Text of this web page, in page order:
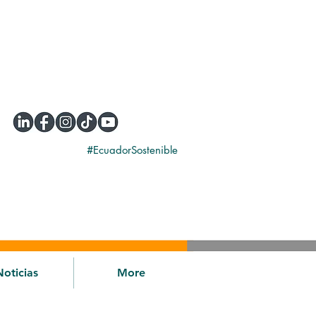
#EcuadorSostenible
More